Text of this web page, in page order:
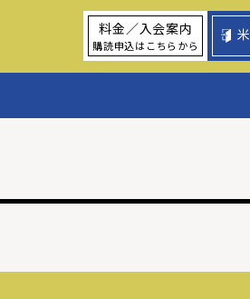
料金／入会案内
購読申込はこちらから